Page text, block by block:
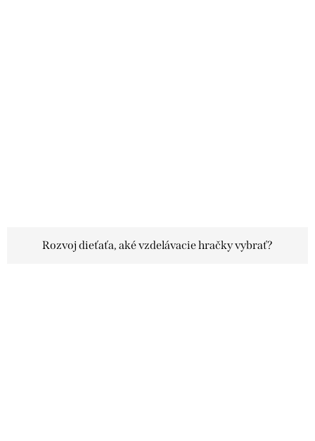
Rozvoj dieťaťa, aké vzdelávacie hračky vybrať?